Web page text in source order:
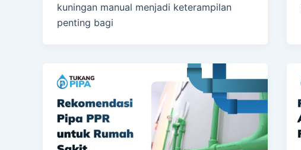
kuningan manual menjadi keterampilan
penting bagi